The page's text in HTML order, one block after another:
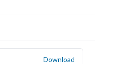
Download